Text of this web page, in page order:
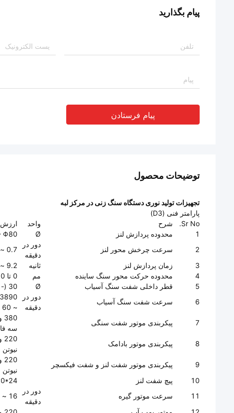
پیام بگذارید
پیام فرستادن
توضیحات محصول
تجهیزات تولید نوری دستگاه سنگ زنی در مرکز لبه
پارامتر فنی (D3)
Sr No.
شرح واحد
ارزش
1
محدوده پردازش لنز Ø
Φ80
2
سرعت چرخش محور لنز
دور در
دقیقه
0.7 ~ 695
3
زمان پردازش لنز ثانیه
9.2 ~ 920
4
محدوده حرکت محور سنگ ساینده مم
0 تا 10
5
قطر داخلی شفت سنگ آسیاب Ø
30 (-0.01 میلی متر)
6
سرعت شفت سنگ آسیاب
دور در
دقیقه
~ 60 هرتز)
7
پیکربندی موتور شفت سنگی
سه
8
پیکربندی موتور بادامک
9
پیکربندی موتور شفت لنز و شفت فیکسچر
10
پیچ شفت لنز
11
سرعت موتور گیره
دور در
دقیقه
16 ~ 1300